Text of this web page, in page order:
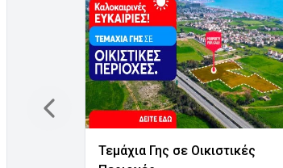
Τεμάχια Γης σε Οικιστικές